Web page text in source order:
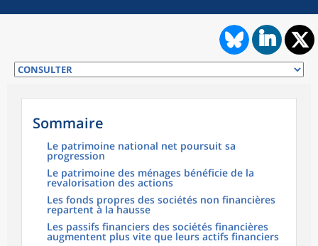
Sommaire
Le patrimoine national net poursuit sa
progression
Le patrimoine des ménages bénéficie de la
revalorisation des actions
Les fonds propres des sociétés non financières
repartent à la hausse
Les passifs financiers des sociétés financières
augmentent plus vite que leurs actifs financiers